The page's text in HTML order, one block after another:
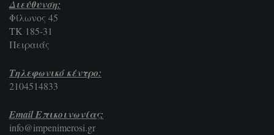
Διεύθυνση:
Φίλωνος 45
ΤΚ 185-31
Πειραιάς
Τηλεφωνικό κέντρο:
2104514833
Email Επικοινωνίας:
info@impenimerosi.gr